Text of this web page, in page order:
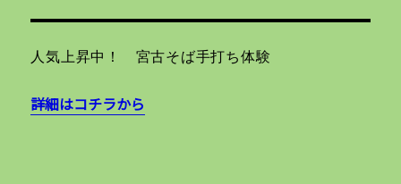
人気上昇中！ 宮古そば手打ち体験
詳細はコチラから